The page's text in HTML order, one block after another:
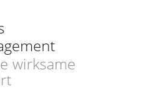
wirksame